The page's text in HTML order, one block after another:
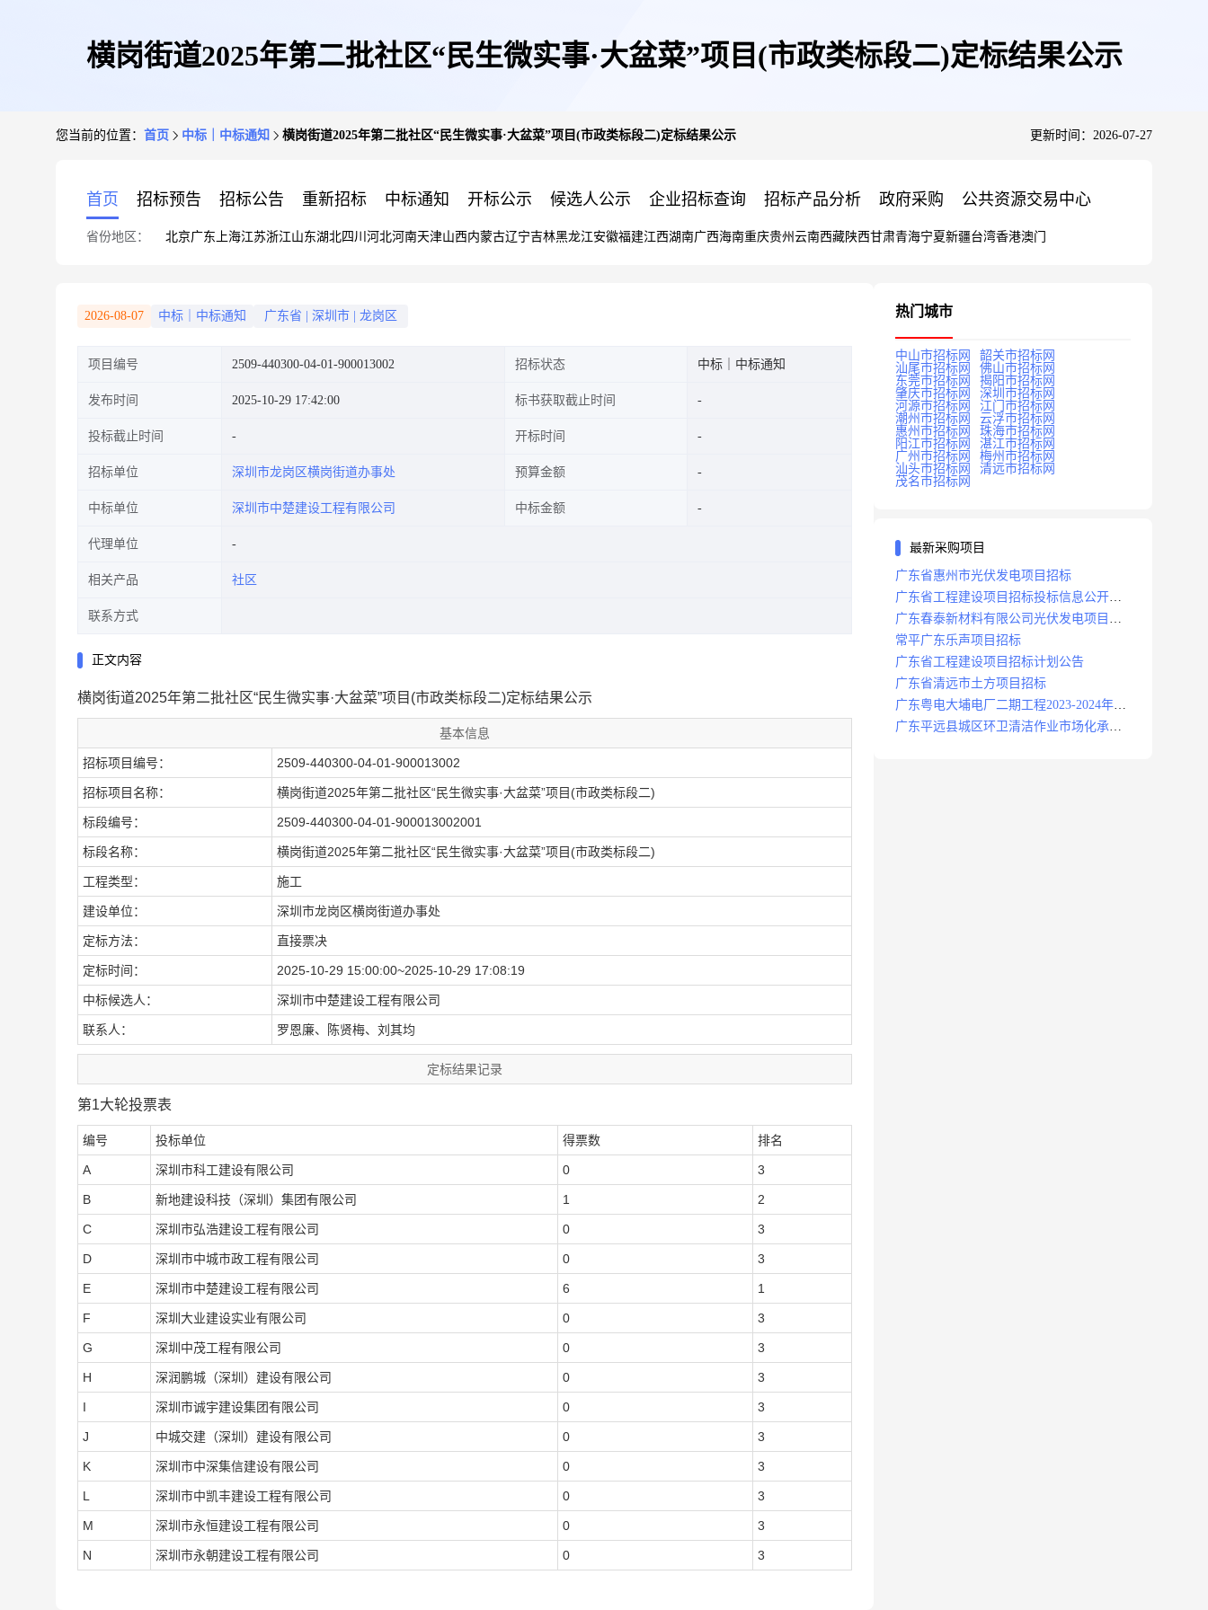
横岗街道2025年第二批社区“民生微实事·大盆菜”项目(市政类标段二)定标结果公示
您当前的位置： 首页 中标｜中标通知 横岗街道2025年第二批社区“民生微实事·大盆菜”项目(市政类标段二)定标结果公示 更新时间：2026-07-27
首页 招标预告 招标公告 重新招标 中标通知 开标公示 候选人公示 企业招标查询 招标产品分析 政府采购 公共资源交易中心
省份地区： 北京广东 上海江苏浙江山东湖北四川 河北河南天津山西内蒙古辽宁吉林黑龙江安徽福建江西湖南广西海南重庆贵州 云南西藏陕西甘肃青海宁夏新疆台湾香港澳门
2026-08-07 中标｜中标通知 广东省 深圳市 龙岗区
项目编号 2509-440300-04-01-900013002 招标状态 中标｜中标通知
发布时间 2025-10-29 17:42:00 标书获取截止时间
投标截止时间 开标时间
招标单位 深圳市龙岗区横岗街道办事处 预算金额
中标单位 深圳市中楚建设工程有限公司 中标金额
代理单位
相关产品 社区
联系方式
正文内容
横岗街道2025年第二批社区“民生微实事·大盆菜”项目(市政类标段二)定标结果公示
基本信息
招标项目编号： 2509-440300-04-01-900013002
招标项目名称： 横岗街道2025年第二批社区“民生微实事·大盆菜”项目(市政类标段二)
标段编号： 2509-440300-04-01-900013002001
标段名称： 横岗街道2025年第二批社区“民生微实事·大盆菜”项目(市政类标段二)
工程类型： 施工
建设单位： 深圳市龙岗区横岗街道办事处
定标方法： 直接票决
定标时间： 2025-10-29 15:00:00~2025-10-29 17:08:19
中标候选人： 深圳市中楚建设工程有限公司
联系人： 罗恩廉、陈贤梅、刘其均
定标结果记录
第1大轮投票表
编号 投标单位 得票数 排名
A 深圳市科工建设有限公司 0 3
B 新地建设科技（深圳）集团有限公司 1 2
C 深圳市弘浩建设工程有限公司 0 3
D 深圳市中城市政工程有限公司 0 3
E 深圳市中楚建设工程有限公司 6 1
F 深圳大业建设实业有限公司 0 3
G 深圳中茂工程有限公司 0 3
H 深润鹏城（深圳）建设有限公司 0 3
I 深圳市诚宇建设集团有限公司 0 3
J 中城交建（深圳）建设有限公司 0 3
K 深圳市中深集信建设有限公司 0 3
L 深圳市中凯丰建设工程有限公司 0 3
M 深圳市永恒建设工程有限公司 0 3
N 深圳市永朝建设工程有限公司 0 3
热门城市
中山市招标网
韶关市招标网
汕尾市招标网
佛山市招标网
东莞市招标网
揭阳市招标网
肇庆市招标网
深圳市招标网
河源市招标网
江门市招标网
潮州市招标网
云浮市招标网
惠州市招标网
珠海市招标网
阳江市招标网
湛江市招标网
广州市招标网
梅州市招标网
汕头市招标网
清远市招标网
茂名市招标网
最新采购项目
广东省惠州市光伏发电项目招标
广东省工程建设项目招标投标信息公开目
录
广东春泰新材料有限公司光伏发电项目招
标
常平广东乐声项目招标
广东省工程建设项目招标计划公告
广东省清远市土方项目招标
广东粤电大埔电厂二期工程2023-2024年度
安保服务项目招标公告
广东平远县城区环卫清洁作业市场化承包